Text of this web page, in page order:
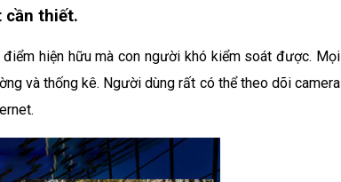
cần thiết.
hiện hữu mà con người khó kiểm soát được. Mọi
và thống kê. Người dùng rất có thể theo dõi camera